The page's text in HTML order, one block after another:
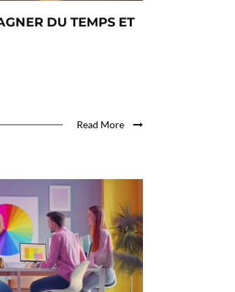
DU TEMPS ET
Read More